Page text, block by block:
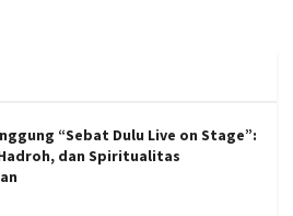
“Sebat Dulu Live on Stage”:
dan Spiritualitas